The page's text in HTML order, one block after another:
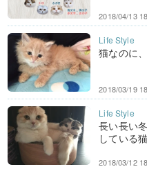
2018/04/13
猫なのに
2018/03/19
長い長い
している
2018/03/12